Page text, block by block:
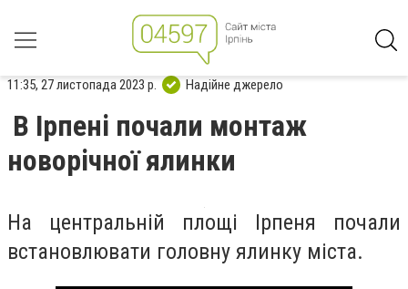
11:35, 27 листопада 2023 р. Надійне джерело
В Ірпені почали монтаж
новорічної ялинки
На центральній площі Ірпеня почали
встановлювати головну ялинку міста.